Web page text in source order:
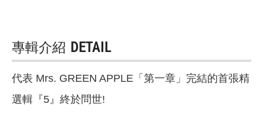
專輯介紹 DETAIL
代表 Mrs. GREEN APPLE「第一章」完結的首張精
選輯『5』終於問世!